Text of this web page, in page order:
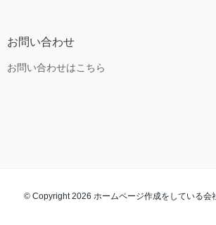
お問い合わせ
お問い合わせはこちら
© Copyright 2026 ホームページ作成をしている会